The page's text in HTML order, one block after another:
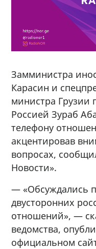
Замминистра
Карасин и
министра Грузии
Россией Зураб
телефону
акцентировав
вопросах,
Новости».
— «Обсуждались
двусторонних
отношений», —
ведомства,
официальном